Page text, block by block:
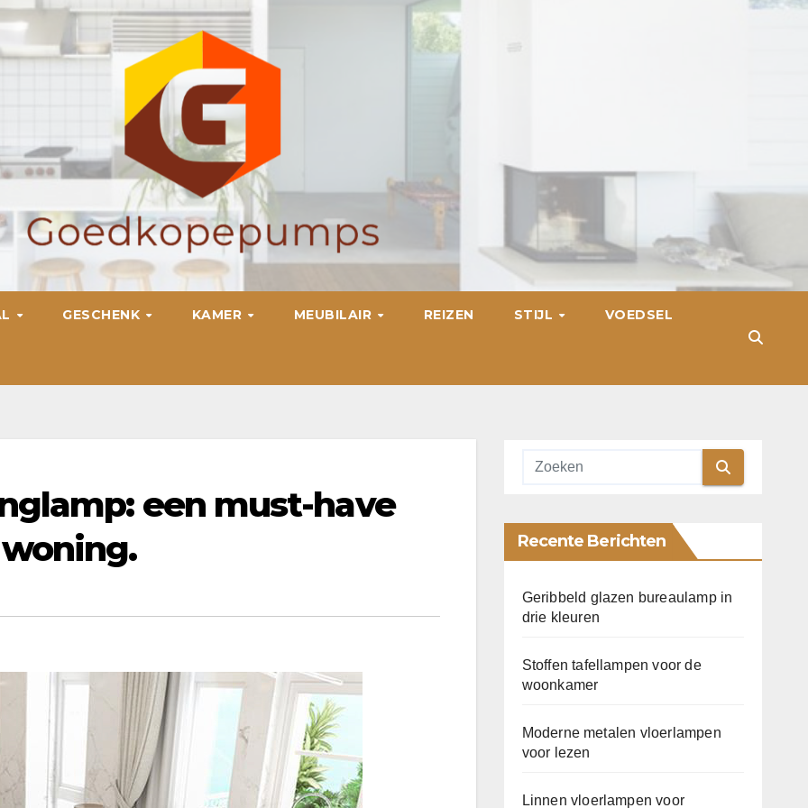
GESCHENK KAMER MEUBILAIR REIZEN STIJL VOEDSEL
een must-have
Recente Berichten
Geribbeld glazen bureaulamp in
drie kleuren
Stoffen tafellampen voor de
woonkamer
Moderne metalen vloerlampen
voor lezen
Linnen vloerlampen voor